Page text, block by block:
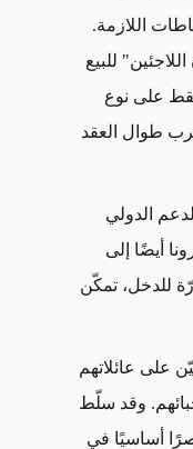
اللازمة.
للبيع
على نوع
طوال العقد
الدولي
أيضًا إلى
للدخل، تمكّن
على عائلاتهم
وقد سلّط
أساسيًا في